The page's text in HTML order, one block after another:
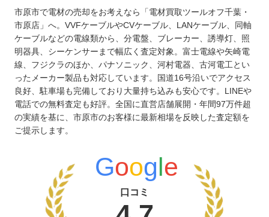
市原市で電材の売却をお考えなら「電材買取ツールオフ千葉・
市原店」へ。VVFケーブルやCVケーブル、LANケーブル、同軸
ケーブルなどの電線類から、分電盤、ブレーカー、誘導灯、照
明器具、シーケンサーまで幅広く査定対象。富士電線や矢崎電
線、フジクラのほか、パナソニック、河村電器、古河電工とい
ったメーカー製品も対応しています。国道16号沿いでアクセス
良好、駐車場も完備しており大量持ち込みも安心です。LINEや
電話での無料査定も好評。全国に直営店舗展開・年間97万件超
の実績を基に、市原市のお客様に最新相場を反映した査定額を
ご提示します。
Google
口コミ